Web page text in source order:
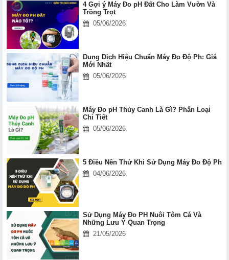
4 Gợi ý Máy Đo pH Đất Cho Làm Vườn Và
Trồng Trọt
05/06/2026
Dung Dịch Hiệu Chuẩn Máy Đo Độ Ph: Giá
Mới Nhất
05/06/2026
Máy Đo pH Thủy Canh Là Gì? Phân Loại
Chi Tiết
05/06/2026
5 Điều Nên Thử Khi Sử Dụng Máy Đo Độ Ph
04/06/2026
Sử Dụng Máy Đo PH Nuôi Tôm Cá Và
Những Lưu Ý Quan Trọng
21/05/2026